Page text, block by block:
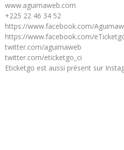
www.aguimaweb.com
+225 22 46 34 52
https://www.facebook.com/
https://www.facebook.com/
twitter.com/aguimaweb
twitter.com/eticketgo_ci
Eticketgo est aussi présent sur